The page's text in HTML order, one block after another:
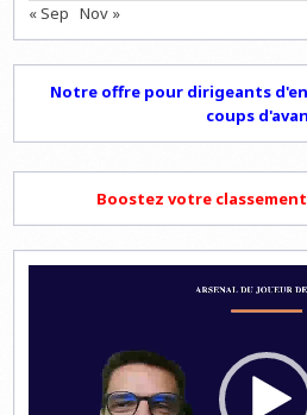
« Sep Nov »
Notre offre pour dirigeants
coups
Boostez votre classement